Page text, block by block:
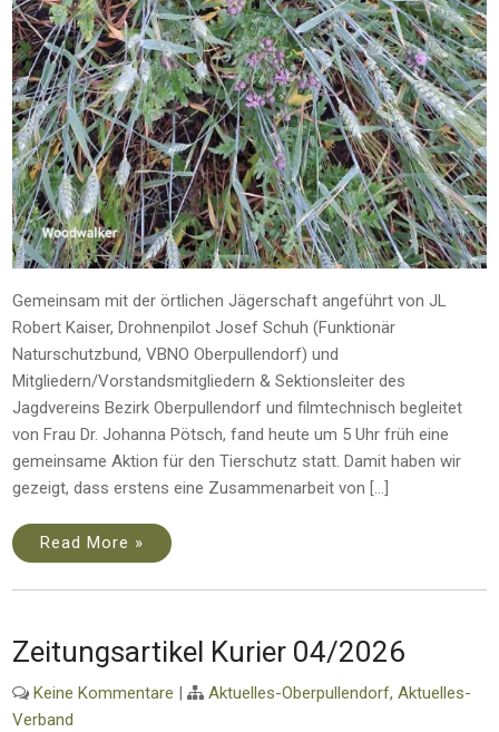
Gemeinsam mit der örtlichen Jägerschaft angeführt von JL
Robert Kaiser, Drohnenpilot Josef Schuh (Funktionär
Naturschutzbund, VBNO Oberpullendorf) und
Mitgliedern/Vorstandsmitgliedern & Sektionsleiter des
Jagdvereins Bezirk Oberpullendorf und filmtechnisch begleitet
von Frau Dr. Johanna Pötsch, fand heute um 5 Uhr früh eine
gemeinsame Aktion für den Tierschutz statt. Damit haben wir
gezeigt, dass erstens eine Zusammenarbeit von […]
Read More »
Zeitungsartikel Kurier 04/2026
Keine Kommentare | Aktuelles-Oberpullendorf,Aktuelles-
Verband